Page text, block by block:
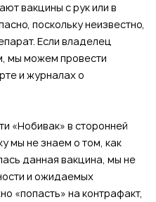
вакцины с рук или в
поскольку неизвестно,
Если владелец
мы можем провести
и журналах о
«Нобивак» в сторонней
мы не знаем о том, как
данная вакцина, мы не
и ожидаемых
«попасть» на контрафакт,